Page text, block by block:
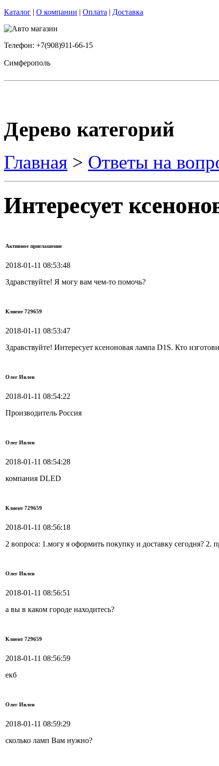
Каталог | О компании | Оплата | Доставка
Телефон: +7(908)911-66-15
Симферополь
Дерево категорий
Главная > Ответы на
Интересует
Активное приглашение
2018-01-11 08:53:48
Здравствуйте! Я могу вам чем-то помочь?
Клиент 729659
2018-01-11 08:53:47
Здравствуйте! Интересует ксеноновая лампа D1S. Кто
Олег Ивлев
2018-01-11 08:54:22
Производитель Россия
Олег Ивлев
2018-01-11 08:54:28
компания DLED
Клиент 729659
2018-01-11 08:56:18
2 вопроса: 1.могу я оформить покупку и доставку сегодня? 2.
Олег Ивлев
2018-01-11 08:56:51
а вы в каком городе находитесь?
Клиент 729659
2018-01-11 08:56:59
екб
Олег Ивлев
2018-01-11 08:59:29
сколько ламп Вам нужно?